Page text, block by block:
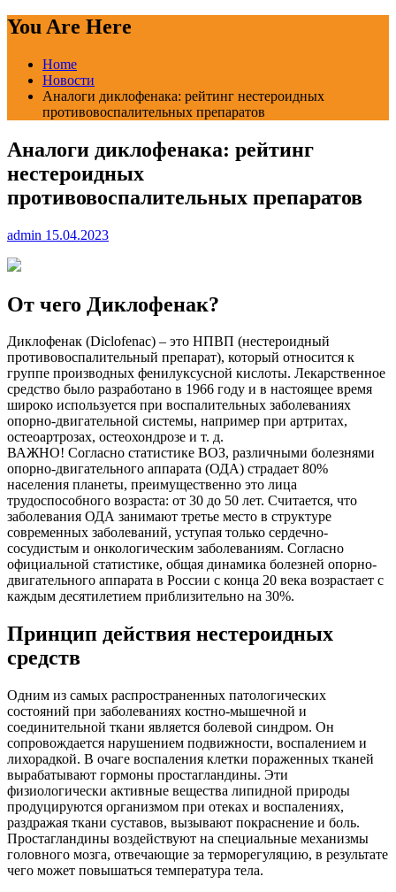
You Are Here
Home
Новости
Аналоги диклофенака: рейтинг нестероидных
противовоспалительных препаратов
Аналоги диклофенака: рейтинг
нестероидных
противовоспалительных препаратов
admin 15.04.2023
От чего Диклофенак?
Диклофенак (Diclofenac) – это НПВП (нестероидный
противовоспалительный препарат), который относится к
группе производных фенилуксусной кислоты. Лекарственное
средство было разработано в 1966 году и в настоящее время
широко используется при воспалительных заболеваниях
опорно-двигательной системы, например при артритах,
остеоартрозах, остеохондрозе и т. д.
ВАЖНО! Согласно статистике ВОЗ, различными болезнями
опорно-двигательного аппарата (ОДА) страдает 80%
населения планеты, преимущественно это лица
трудоспособного возраста: от 30 до 50 лет. Считается, что
заболевания ОДА занимают третье место в структуре
современных заболеваний, уступая только сердечно-
сосудистым и онкологическим заболеваниям. Согласно
официальной статистике, общая динамика болезней опорно-
двигательного аппарата в России с конца 20 века возрастает с
каждым десятилетием приблизительно на 30%.
Принцип действия нестероидных
средств
Одним из самых распространенных патологических
состояний при заболеваниях костно-мышечной и
соединительной ткани является болевой синдром. Он
сопровождается нарушением подвижности, воспалением и
лихорадкой. В очаге воспаления клетки пораженных тканей
вырабатывают гормоны простагландины. Эти
физиологически активные вещества липидной природы
продуцируются организмом при отеках и воспалениях,
раздражая ткани суставов, вызывают покраснение и боль.
Простагландины воздействуют на специальные механизмы
головного мозга, отвечающие за терморегуляцию, в результате
чего может повышаться температура тела.